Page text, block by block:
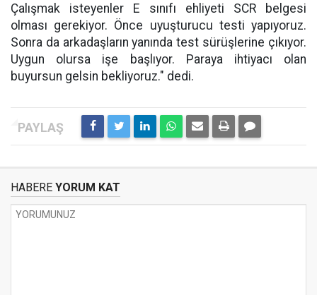
Çalışmak isteyenler E sınıfı ehliyeti SCR belgesi
olması gerekiyor. Önce uyuşturucu testi yapıyoruz.
Sonra da arkadaşların yanında test sürüşlerine çıkıyor.
Uygun olursa işe başlıyor. Paraya ihtiyacı olan
buyursun gelsin bekliyoruz." dedi.
HABERE YORUM KAT